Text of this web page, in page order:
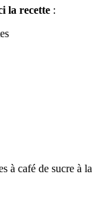
la recette :
à café de sucre à la